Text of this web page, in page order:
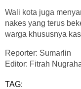
Wali kota juga
nakes yang terus
warga khususnya
Reporter: Sumarlin
Editor: Fitrah
TAG: